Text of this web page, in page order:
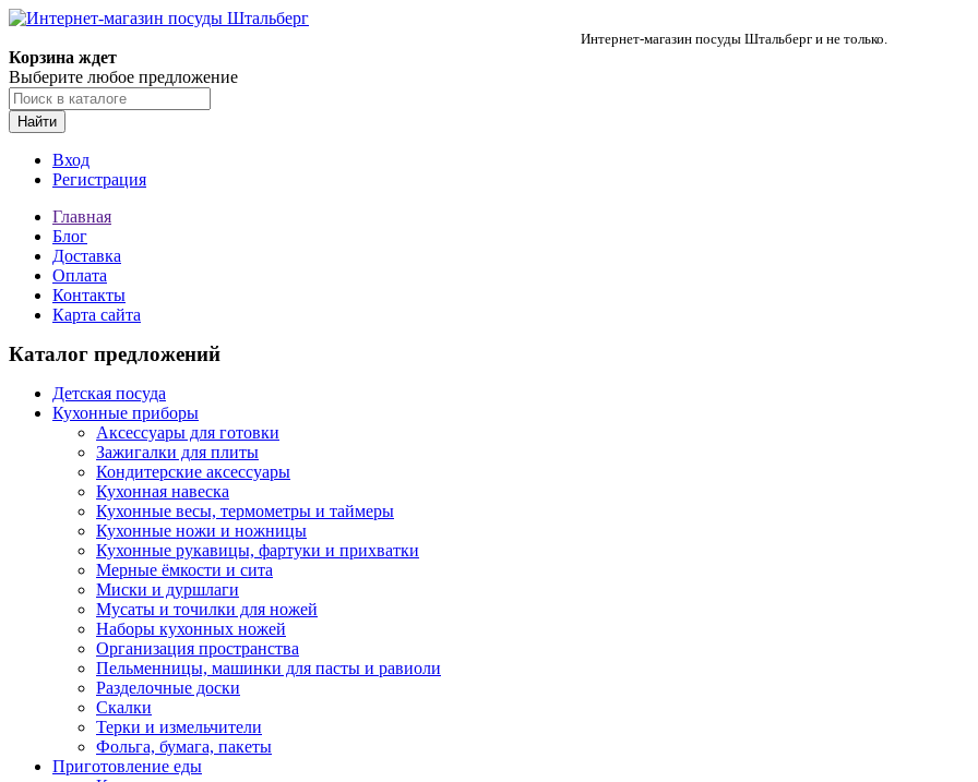
Интернет-магазин посуды Штальберг и не только.
Корзина ждет
Выберите любое предложение
Найти
Вход
Регистрация
Главная
Блог
Доставка
Оплата
Контакты
Карта сайта
Каталог предложений
Детская посуда
Кухонные приборы
Аксессуары для готовки
Зажигалки для плиты
Кондитерские аксессуары
Кухонная навеска
Кухонные весы, термометры и таймеры
Кухонные ножи и ножницы
Кухонные рукавицы, фартуки и прихватки
Мерные ёмкости и сита
Миски и дуршлаги
Мусаты и точилки для ножей
Наборы кухонных ножей
Организация пространства
Пельменницы, машинки для пасты и равиоли
Разделочные доски
Скалки
Терки и измельчители
Фольга, бумага, пакеты
Приготовление еды